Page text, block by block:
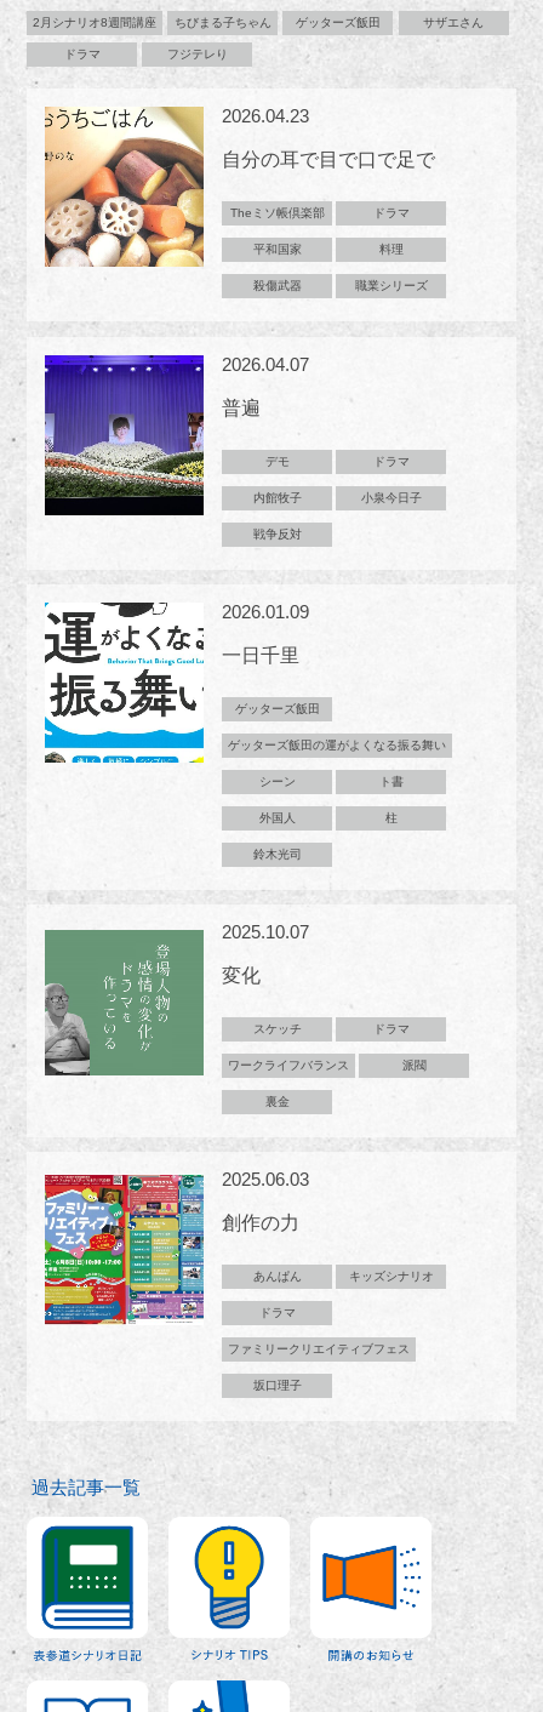
2月シナリオ8週間講座 ちびまる子ちゃん ゲッターズ飯田 サザエさん
ドラマ フジテレり
2026.04.23
自分の耳で目で口で足で
Theミソ帳倶楽部 ドラマ
平和国家 料理
殺傷武器 職業シリーズ
2026.04.07
普遍
デモ ドラマ
内館牧子 小泉今日子
戦争反対
2026.01.09
一日千里
ゲッターズ飯田
ゲッターズ飯田の運がよくなる振る舞い
シーン ト書
外国人 柱
鈴木光司
2025.10.07
変化
スケッチ ドラマ
ワークライフバランス 派閥
裏金
2025.06.03
創作の力
あんぱん キッズシナリオ
ドラマ
ファミリークリエイティブフェス
坂口理子
過去記事一覧